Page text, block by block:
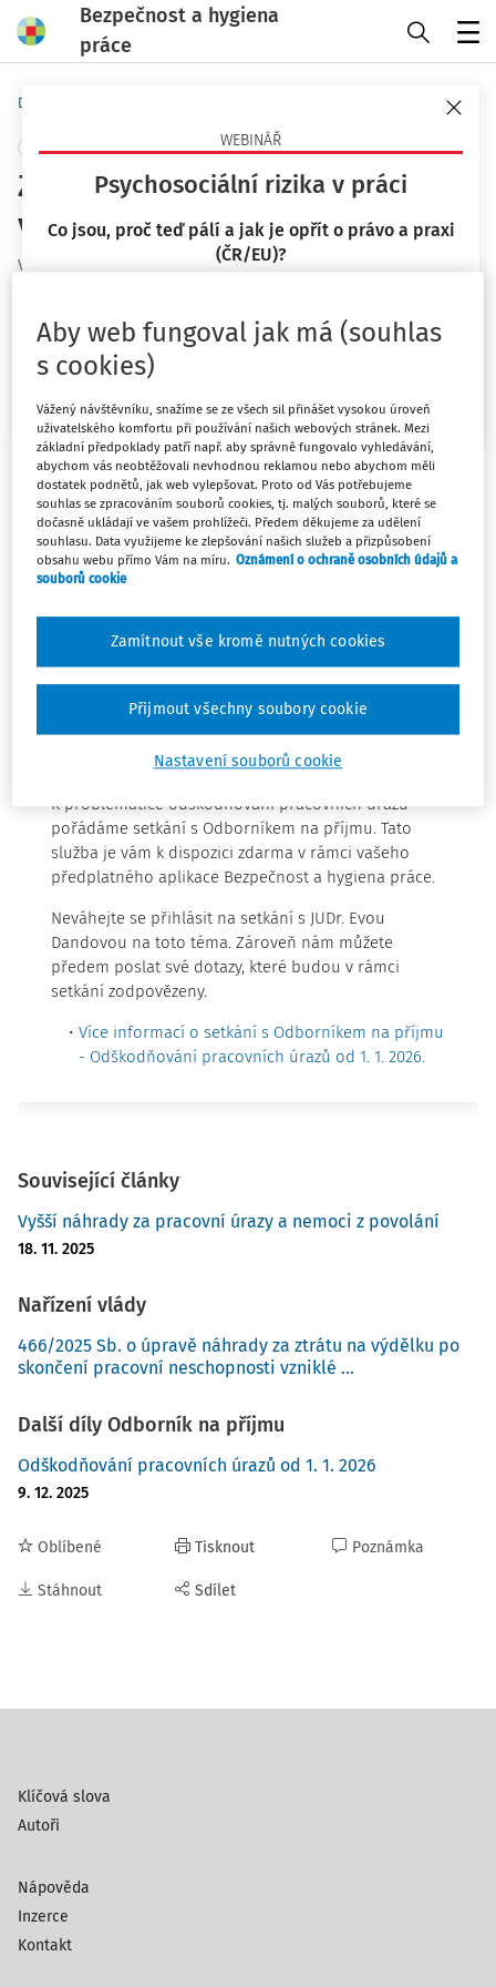
Bezpečnost a hygiena
práce
WEBINÁŘ
Psychosociální rizika v práci
Co jsou, proč teď pálí a jak je opřít o právo a praxi
(ČR/EU)?
Mgr. Lucie Kyselová
Domů
+ PŘIDAT VLASTNÍ
Zvýšení náhrady za ztrátu na
výdělku
Vydáno
Dnes bylo ve Sbírce zákonů publikováno n
o úpravě náhrady za ztrátu na výdělku po
skončení pracovní neschopnosti vzniklé pracovním
úrazem nebo nemocí z povolání a o úpravě náhrady
nákladů na výživu pozůstalých podle pracovněprávních
předpisů (nařízení o úpravě náhrady).
Náhrada za ztrátu na výdělku po skončení pracovní
neschopnosti vzniklé pracovním úrazem nebo nemocí z
příslušející pozůstalým se tímto nařízením od 1. ledna
K problematice odškodňování pracovních úrazů
pořádáme setkání s Odborníkem na příjmu. Tato
služba je vám k dispozici zdarma v rámci vašeho
předplatného aplikace Bezpečnost a hygiena práce.
Neváhejte se přihlásit na setkání s JUDr. Evou
Dandovou na toto téma. Zároveň nám můžete
předem poslat své dotazy, které budou v rámci
setkání zodpovězeny.
Více informací o setkání s Odborníkem na příjmu
- Odškodňování pracovních úrazů od 1. 1. 2026.
Související články
Vyšší náhrady za pracovní úrazy a nemoci z povolání
18. 11. 2025
Nařízení vlády
466/2025 Sb. o úpravě náhrady za ztrátu na výdělku po
skončení pracovní neschopnosti vzniklé ...
Další díly Odborník na příjmu
Odškodňování pracovních úrazů od 1. 1. 2026
9. 12. 2025
Oblíbené
Stáhnout
Tisknout
Sdílet
Poznámka
Klíčová slova
Autoři
Nápověda
Inzerce
Kontakt
Aby web fungoval jak má (souhlas
s cookies)
Vážený návštěvníku, snažíme se ze všech sil přinášet vysokou úroveň
uživatelského komfortu při používání našich webových stránek. Mezi
základní předpoklady patří např. aby správně fungovalo vyhledávání,
abychom vás neobtěžovali nevhodnou reklamou nebo abychom měli
dostatek podnětů, jak web vylepšovat. Proto od Vás potřebujeme
souhlas se zpracováním souborů cookies, tj. malých souborů, které se
dočasně ukládají ve vašem prohlížeči. Předem děkujeme za udělení
souhlasu. Data využijeme ke zlepšování našich služeb a přizpůsobení
obsahu webu přímo Vám na míru. Oznámení o ochraně osobních údajů a
souborů cookie
Nastavení souborů cookie
Zamítnout vše kromě nutných cookies
Přijmout všechny soubory cookie